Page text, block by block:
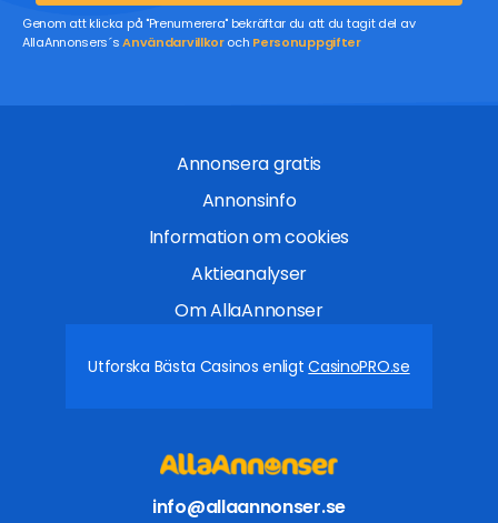
Genom att klicka på "Prenumerera" bekräftar du att du tagit del av
AllaAnnonsers´sAnvändarvillkoroch Personuppgifter
Annonsera gratis
Annonsinfo
Information om cookies
Aktieanalyser
Om AllaAnnonser
Utforska Bästa Casinos enligtCasinoPRO.se
info@allaannonser.se